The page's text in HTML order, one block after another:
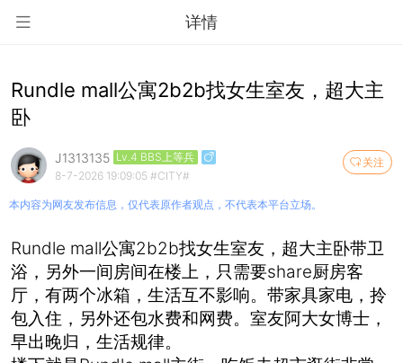
详情
Rundle mall公寓2b2b找女生室友，超大主
卧
关注
J1313135 Lv.4 BBS上等兵
8-7-2026 19:09:05 #CITY#
本内容为网友发布信息，仅代表原作者观点，不代表本平台立场。
Rundle mall公寓2b2b找女生室友，超大主卧带卫
浴，另外一间房间在楼上，只需要share厨房客
厅，有两个冰箱，生活互不影响。带家具家电，拎
包入住，另外还包水费和网费。室友阿大女博士，
早出晚归，生活规律。